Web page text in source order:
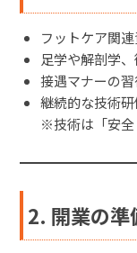
フットケア関
足学や解剖学
接遇マナーの
継続的な技術
※技術は「安全
2. 開業の準